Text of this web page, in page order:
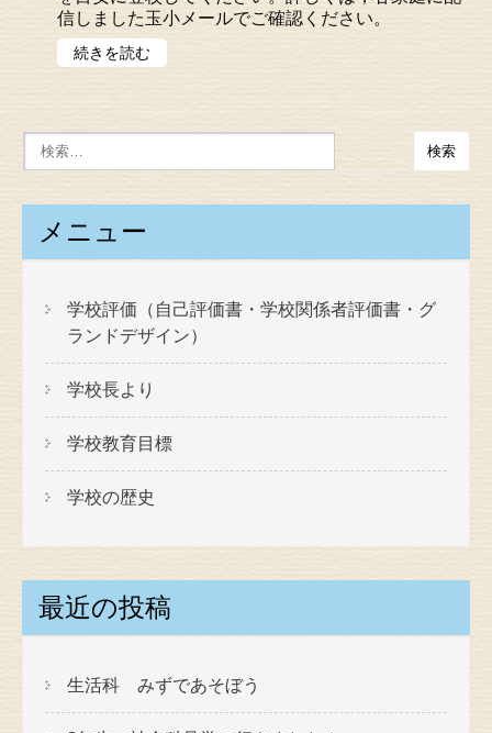
信しました玉小メールでご確認ください。
続きを読む
メニュー
学校評価（自己評価書・学校関係者評価書・グ
ランドデザイン）
学校長より
学校教育目標
学校の歴史
最近の投稿
生活科 みずであそぼう